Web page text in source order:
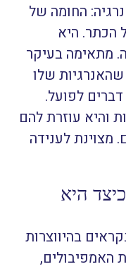
החומה של
הכתר. היא
מתאימה בעיקר
שהאנרגיות שלו
לפועל.
והיא עוזרת להם
מצוינת לענידה
היא
בהיווצרות
האמפיבולים,